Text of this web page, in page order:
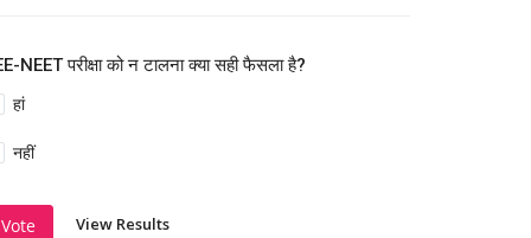
NEET परीक्षा को न टालना क्या सही फैसला है?
हां
नहीं
Vote View Results